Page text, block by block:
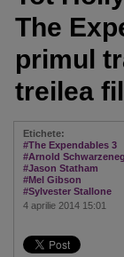
The
primul
treilea
Etichete:
#The Expendables 3
#Arnold
#Jason Statham
#Mel Gibson
#Sylvester Stallone
4 aprilie 2014 15:01